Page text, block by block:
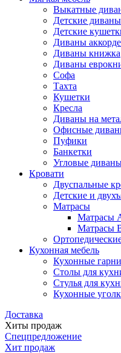
Выкатные
Детские диваны
Детские
Диваны
Диваны книжка
Диваны
Софа
Тахта
Кушетки
Кресла
Диваны на
Офисные
Пуфики
Банкетки
Угловые
Кровати
Двуспальные
Детские и
Матрасы
Матрасы
Матрасы
Кухонная мебель
Кухонные
Столы для
Стулья для
Кухонные
Доставка
Хиты продаж
Спецпредложение
Хит продаж